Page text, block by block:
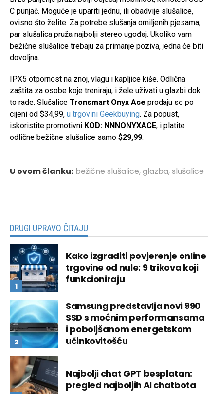
C punjač. Moguće je upariti jednu, ili obadvije slušalice,
ovisno što želite. Za potrebe slušanja omiljenih pjesama,
par slušalica pruža najbolji stereo ugođaj. Ukoliko vam
bežične slušalice trebaju za primanje poziva, jedna će biti
dovoljna.
IPX5 otpornost na znoj, vlagu i kapljice kiše. Odlična
zaštita za osobe koje treniraju, i žele uživati u glazbi dok
to rade. Slušalice Tronsmart Onyx Ace prodaju se po
cijeni od $34,99, u trgovini Geekbuying. Za popust,
iskoristite promotivni KOD: NNNONYXACE, i platite
odlične bežične slušalice samo $29,99.
U ovom članku: bežične slušalice,glazba,slušalice
DRUGI UPRAVO ČITAJU
Kako izgraditi povjerenje online
trgovine od nule: 9 trikova koji
funkcioniraju
Samsung predstavlja novi 990
SSD s moćnim performansama
i poboljšanom energetskom
učinkovitošću
Najbolji chat GPT besplatan:
pregled najboljih AI chatbota